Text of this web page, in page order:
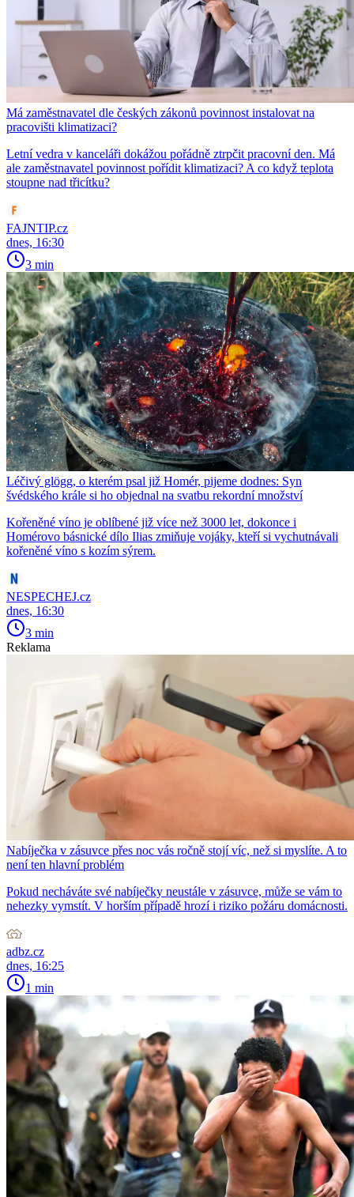
Má zaměstnavatel dle českých zákonů povinnost instalovat na
pracovišti klimatizaci?
Letní vedra v kanceláři dokážou pořádně ztrpčit pracovní den. Má
ale zaměstnavatel povinnost pořídit klimatizaci? A co když teplota
stoupne nad třicítku?
FAJNTIP.cz
dnes, 16:30
3 min
Léčivý glögg, o kterém psal již Homér, pijeme dodnes: Syn
švédského krále si ho objednal na svatbu rekordní množství
Kořeněné víno je oblíbené již více než 3000 let, dokonce i
Homérovo básnické dílo Ilias zmiňuje vojáky, kteří si vychutnávali
kořeněné víno s kozím sýrem.
NESPECHEJ.cz
dnes, 16:30
3 min
Reklama
Nabíječka v zásuvce přes noc vás ročně stojí víc, než si myslíte. A to
není ten hlavní problém
Pokud necháváte své nabíječky neustále v zásuvce, může se vám to
nehezky vymstít. V horším případě hrozí i riziko požáru domácnosti.
adbz.cz
dnes, 16:25
1 min